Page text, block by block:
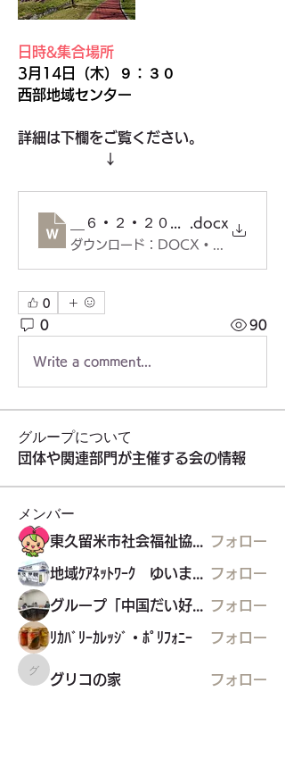
日時&集合場所
3月14日（木）９：３０
西部地域センター
詳細は下欄をご覧ください。
↓
__６・２・２０元気で歩こう会（
.docx
ダウンロード：DOCX • 30KB
0
0 90
Write a comment...
グループについて
団体や関連部門が主催する会の情報
メンバー
東久留米市社会福祉協議会 フォロー
地域ｹｱﾈｯﾄﾜｰｸ ゆいまぁる フォロー
グループ「中国だい好き」 フォロー
ﾘｶﾊﾞﾘｰｶﾚｯｼﾞ・ﾎﾟﾘﾌｫﾆｰ フォロー
グリコの家
グリコの家 フォロー